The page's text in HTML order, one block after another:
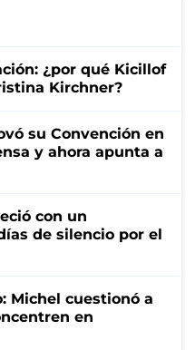
¿por qué Kicillof
Kirchner?
su Convención en
y ahora apunta a
con un
de silencio por el
Michel cuestionó a
en